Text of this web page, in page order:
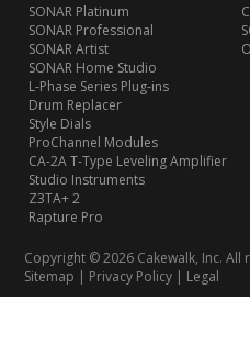
SONAR Platinum
SONAR Professional
SONAR Artist
SONAR Home Studio
L-Phase Series Plug-ins
Drum Replacer
Style Dials
ProChannel Modules
CA-2A T-Type Leveling Amplifier
Studio Instruments
Z3TA+ 2
Rapture Pro
Copyright © 2026 Cakewalk, Inc. All
Sitemap | Privacy Policy | Legal